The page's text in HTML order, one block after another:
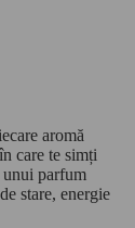
aromă
care te simți
unui parfum
stare, energie